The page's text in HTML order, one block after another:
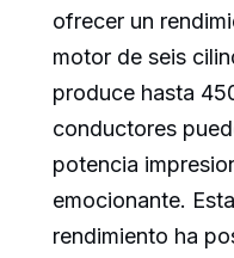
ofrecer un
motor de seis
produce hasta
conductores
potencia
emocionante.
rendimiento ha